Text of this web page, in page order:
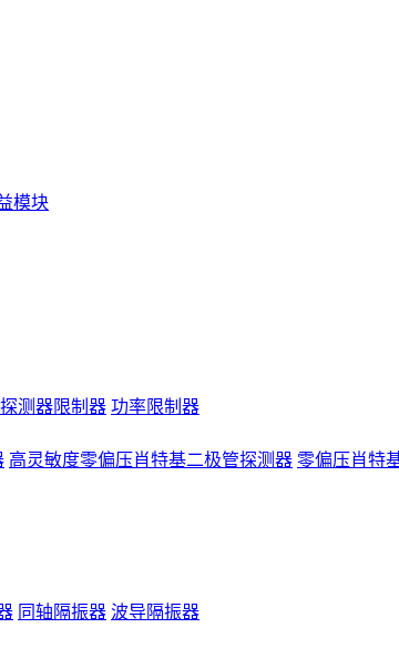
模块
测器限制器 功率限制器
高灵敏度零偏压肖特基二极管探测器 零偏压肖特
同轴隔振器 波导隔振器